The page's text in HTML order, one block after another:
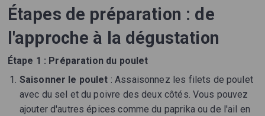
Étapes de préparation : de
l'approche à la dégustation
Étape 1 : Préparation du poulet
Saisonner le poulet : Assaisonnez les filets de poulet
avec du sel et du poivre des deux côtés. Vous pouvez
ajouter d'autres épices comme du paprika ou de l'ail en